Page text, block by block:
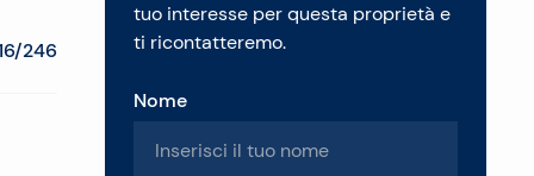
246
tuo interesse per questa proprietà e
ti ricontatteremo.
Nome